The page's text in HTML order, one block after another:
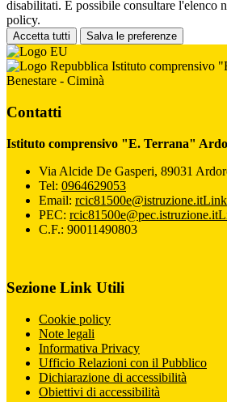
disabilitati. È possibile consultare l'elenco
policy.
Accetta tutti Salva le preferenze
Istituto comprensivo
Benestare - Ciminà
Contatti
Istituto comprensivo "E. Terrana"
Via Alcide De Gasperi, 89031
Tel: 0964629053
Email: rcic81500e@istruzione.itLink
PEC: rcic81500e@pec.istruzione.it
C.F.: 90011490803
Sezione Link Utili
Cookie policy
Note legali
Informativa Privacy
Ufficio Relazioni con il Pubblico
Dichiarazione di accessibilità
Obiettivi di accessibilità